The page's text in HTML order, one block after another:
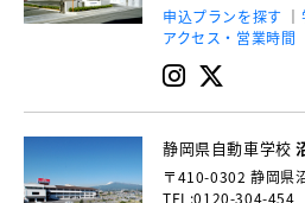
申込プランを探す
アクセス・営業時間
静岡県自動車学校
〒410-0302 静岡県
TEL:0120-304-454